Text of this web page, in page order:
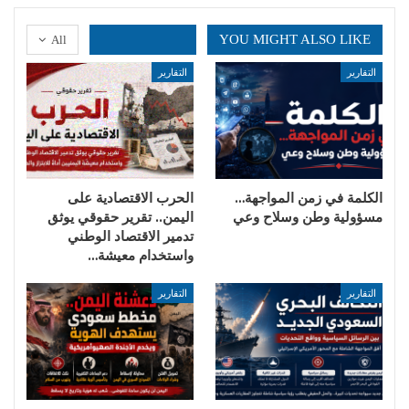
All YOU MIGHT ALSO LIKE
التقارير
الكلمة في زمن المواجهة…
مسؤولية وطن وسلاح وعي
التقارير
الحرب الاقتصادية على
اليمن.. تقرير حقوقي يوثق
تدمير الاقتصاد الوطني
واستخدام معيشة…
التقارير التقارير